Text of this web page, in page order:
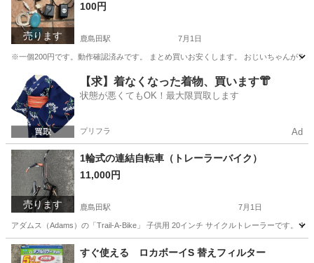
売ります
100円
鹿島田駅 7月1日
※一個200円です。動作確認済みです。 まとめ買いお安くします。 おじいちゃんがア
神奈川 鹿島田駅 その他
【求】着なくなった着物、買います👘
状態が悪くてもOK！最大限買取します
プリフラ Ad
売ります
1輪式の連結自転車（トレーラーバイク）
11,000円
鹿島田駅 7月1日
アダムス（Adams）の「Trail-A-Bike」 子供用 20インチ サイクルトレーラーです。
神奈川 川崎市 鹿島田駅 折りたたみ自転車
すぐ使える ロカボーイS 替えフィルター